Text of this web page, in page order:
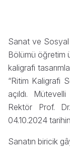
Sanat ve Sosyal
Bölümü öğretim
kaligrafi
“Ritim Kaligrafi
açıldı.
Rektör Prof.
04.10.2024
Sanatın biricik